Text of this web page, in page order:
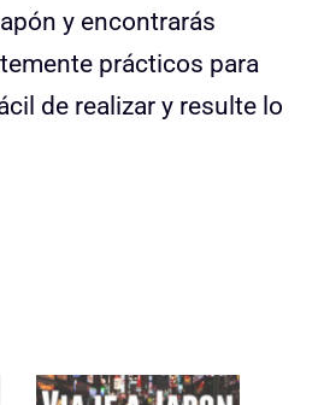
y encontrarás
prácticos para
de realizar y resulte lo